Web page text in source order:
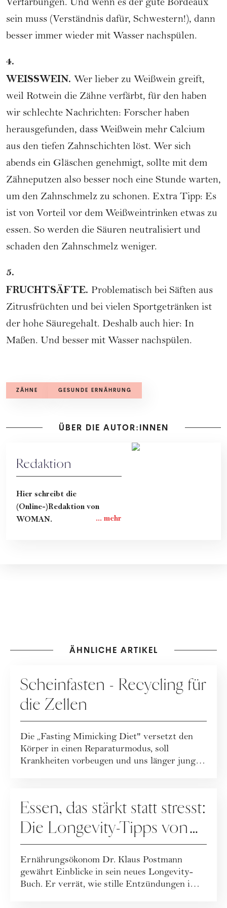
Verfärbungen. Und wenn es der gute Bordeaux
sein muss (Verständnis dafür, Schwestern!), dann
besser immer wieder mit Wasser nachspülen.
4.
WEISSWEIN. Wer lieber zu Weißwein greift,
weil Rotwein die Zähne verfärbt, für den haben
wir schlechte Nachrichten: Forscher haben
herausgefunden, dass Weißwein mehr Calcium
aus den tiefen Zahnschichten löst. Wer sich
abends ein Gläschen genehmigt, sollte mit dem
Zähneputzen also besser noch eine Stunde warten,
um den Zahnschmelz zu schonen. Extra Tipp: Es
ist von Vorteil vor dem Weißweintrinken etwas zu
essen. So werden die Säuren neutralisiert und
schaden den Zahnschmelz weniger.
5.
FRUCHTSÄFTE. Problematisch bei Säften aus
Zitrusfrüchten und bei vielen Sportgetränken ist
der hohe Säuregehalt. Deshalb auch hier: In
Maßen. Und besser mit Wasser nachspülen.
ZÄHNE GESUNDE ERNÄHRUNG
ÜBER DIE AUTOR:INNEN
Redaktion
Hier schreibt die
(Online-)Redaktion von
WOMAN.
ÄHNLICHE ARTIKEL
Scheinfasten - Recycling für
die Zellen
Die „Fasting Mimicking Diet" versetzt den
Körper in einen Reparaturmodus, soll
Krankheiten vorbeugen und uns länger jung
Essen, das stärkt statt stresst:
Die Longevity-Tipps von
Dr. Klaus Postmann
Ernährungsökonom Dr. Klaus Postmann
gewährt Einblicke in sein neues Longevity-
Buch. Er verrät, wie stille Entzündungen im